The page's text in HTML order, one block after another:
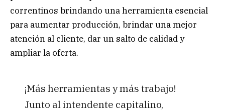
correntinos brindando una herramienta esencial
para aumentar producción, brindar una mejor
atención al cliente, dar un salto de calidad y
ampliar la oferta.
¡Más herramientas y más trabajo!
Junto al intendente capitalino,